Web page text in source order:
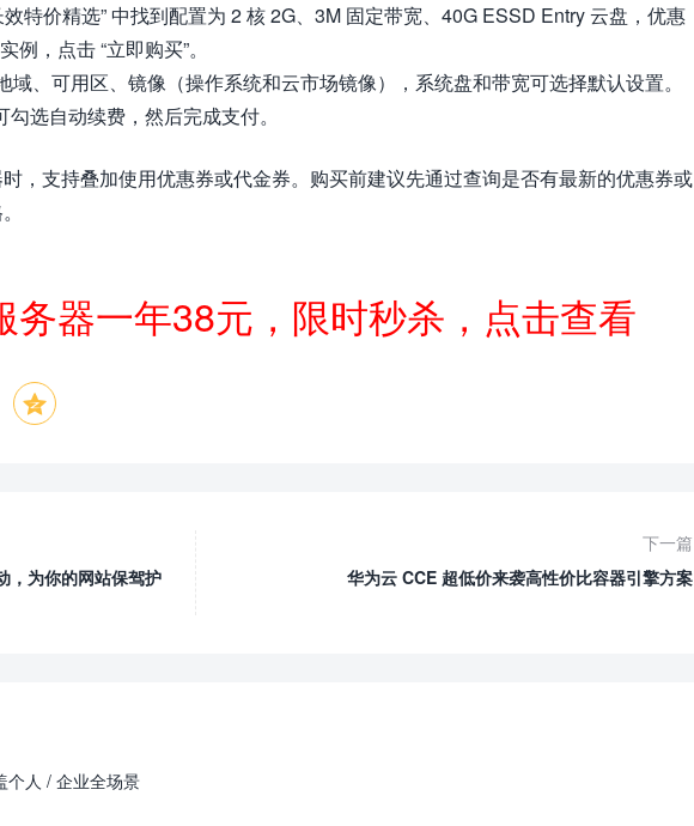
效特价精选” 中找到配置为 2 核 2G、3M 固定带宽、40G ESSD Entry 云盘，优惠
，点击 “立即购买”。
域、可用区、镜像（操作系统和云市场镜像），系统盘和带宽可选择默认设置。
选自动续费，然后完成支付。
，支持叠加使用优惠券或代金券。购买前建议先通过查询是否有最新的优惠券或
务器一年38元，限时秒杀，点击查看

，为你的网站保驾护
下一篇
华为云 CCE 超低价来袭高性价比容器引擎方案
个人 / 企业全场景